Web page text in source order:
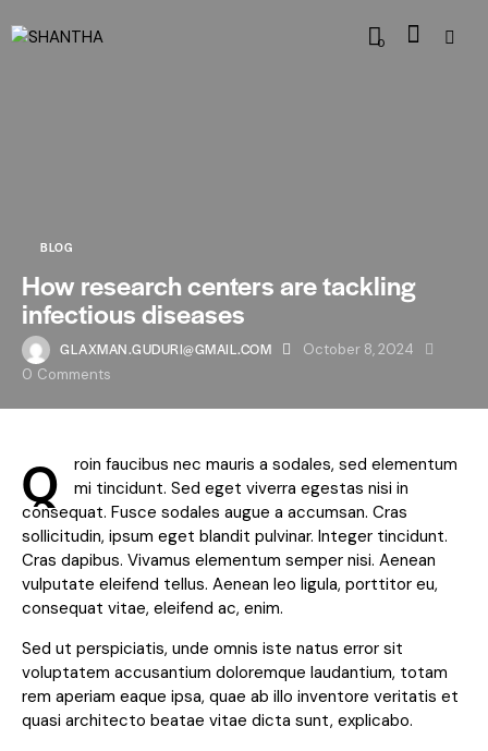
0
BLOG
How research centers are tackling
infectious diseases
GLAXMAN.GUDURI@GMAIL.COM
October 8, 2024
0 Comments
Q
roin faucibus nec mauris a sodales, sed elementum
mi tincidunt. Sed eget viverra egestas nisi in
consequat. Fusce sodales augue a accumsan. Cras
sollicitudin, ipsum eget blandit pulvinar. Integer tincidunt.
Cras dapibus. Vivamus elementum semper nisi. Aenean
vulputate eleifend tellus. Aenean leo ligula, porttitor eu,
consequat vitae, eleifend ac, enim.
Sed ut perspiciatis, unde omnis iste natus error sit
voluptatem accusantium doloremque laudantium, totam
rem aperiam eaque ipsa, quae ab illo inventore veritatis et
quasi architecto beatae vitae dicta sunt, explicabo.